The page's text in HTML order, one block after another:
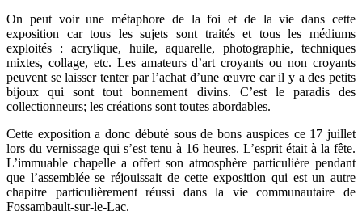
On peut voir une métaphore de la foi et de la vie dans cette
exposition car tous les sujets sont traités et tous les médiums
exploités : acrylique, huile, aquarelle, photographie, techniques
mixtes, collage, etc. Les amateurs d’art croyants ou non croyants
peuvent se laisser tenter par l’achat d’une œuvre car il y a des petits
bijoux qui sont tout bonnement divins. C’est le paradis des
collectionneurs; les créations sont toutes abordables.
Cette exposition a donc débuté sous de bons auspices ce 17 juillet
lors du vernissage qui s’est tenu à 16 heures. L’esprit était à la fête.
L’immuable chapelle a offert son atmosphère particulière pendant
que l’assemblée se réjouissait de cette exposition qui est un autre
chapitre particulièrement réussi dans la vie communautaire de
Fossambault-sur-le-Lac.